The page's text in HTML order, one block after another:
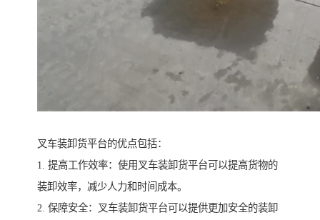
叉车装卸货平台的优点包括：
1. 提高工作效率：使用叉车装卸货平台可以提高货物的
装卸效率，减少人力和时间成本。
2. 保障安全：叉车装卸货平台可以提供更加安全的装卸